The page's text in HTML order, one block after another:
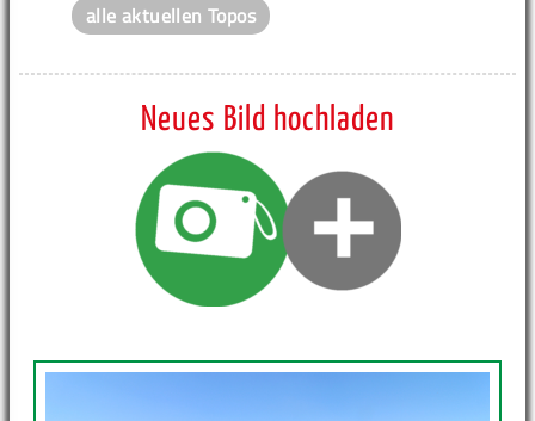
alle aktuellen Topos
Neues Bild hochladen